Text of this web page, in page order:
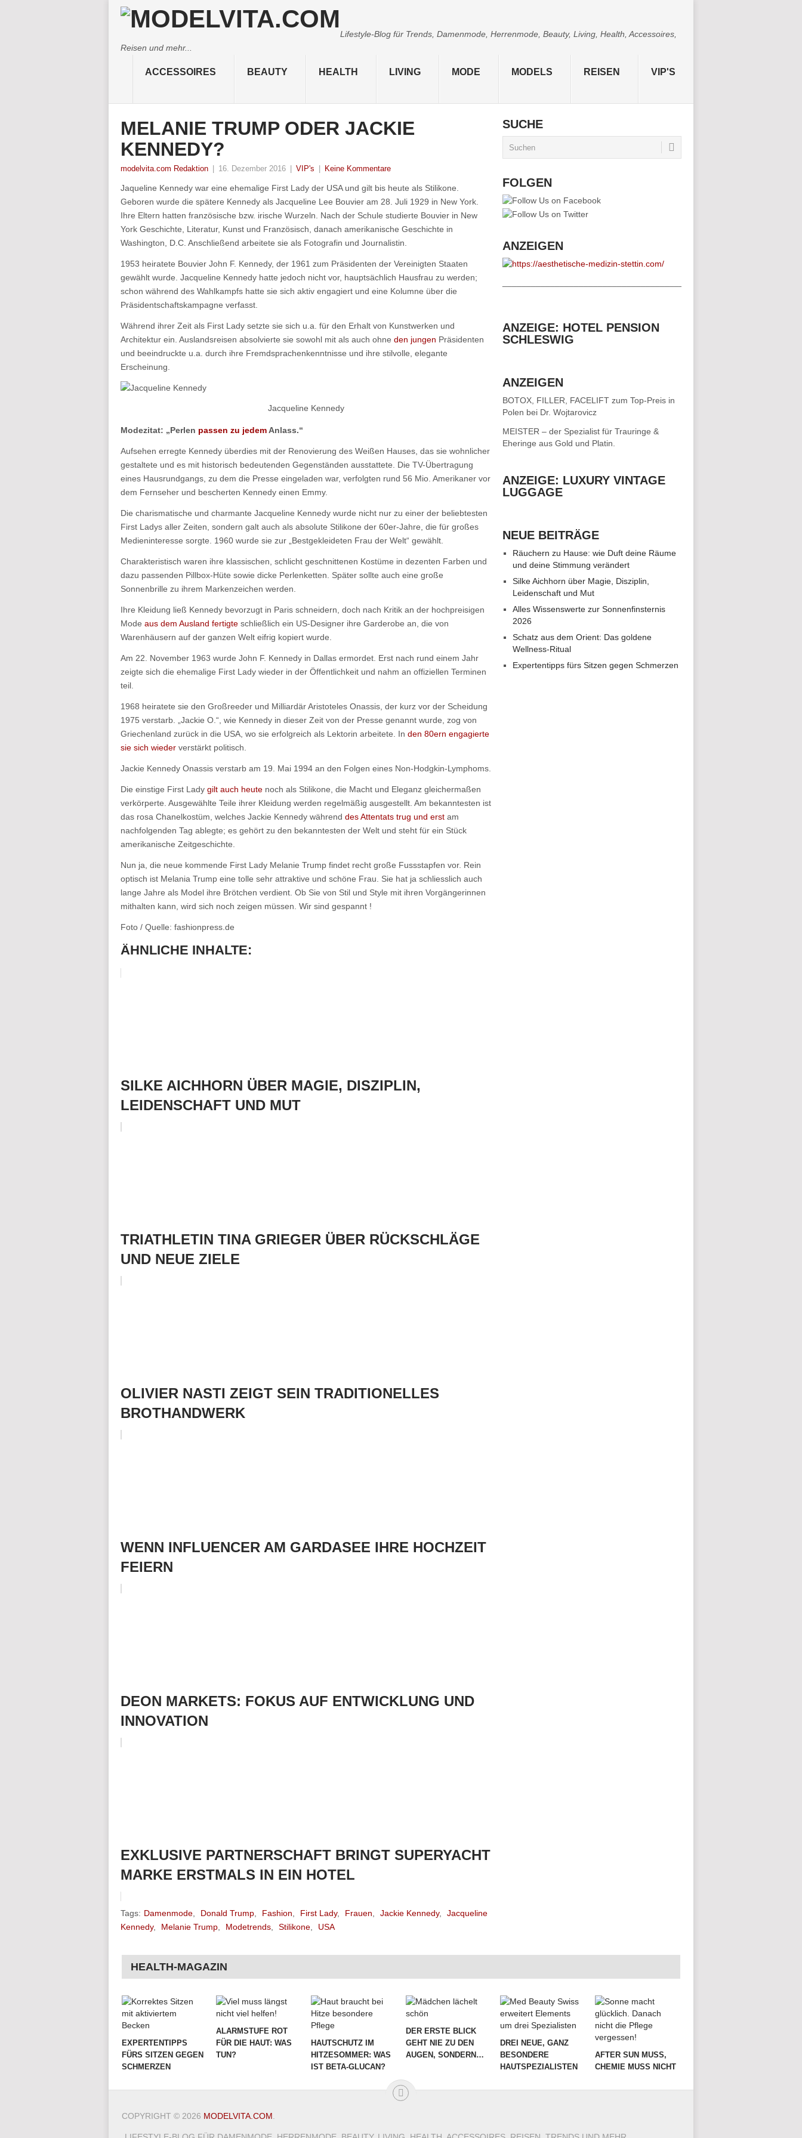
Lifestyle-Blog für Trends, Damenmode, Herrenmode, Beauty, Living, Health, Accessoires,
Reisen und mehr...
ACCESSOIRES BEAUTY HEALTH LIVING MODE MODELS REISEN VIP'S
MELANIE TRUMP ODER JACKIE
KENNEDY?
modelvita.com Redaktion 16. Dezember 2016 VIP's Keine Kommentare
Jaqueline Kennedy war eine ehemalige First Lady der USA und gilt bis heute als Stilikone.
Geboren wurde die spätere Kennedy als Jacqueline Lee Bouvier am 28. Juli 1929 in New York.
Ihre Eltern hatten französische bzw. irische Wurzeln. Nach der Schule studierte Bouvier in New
York Geschichte, Literatur, Kunst und Französisch, danach amerikanische Geschichte in
Washington, D.C. Anschließend arbeitete sie als Fotografin und Journalistin.
1953 heiratete Bouvier John F. Kennedy, der 1961 zum Präsidenten der Vereinigten Staaten
gewählt wurde. Jacqueline Kennedy hatte jedoch nicht vor, hauptsächlich Hausfrau zu werden;
schon während des Wahlkampfs hatte sie sich aktiv engagiert und eine Kolumne über die
Präsidentschaftskampagne verfasst.
Während ihrer Zeit als First Lady setzte sie sich u.a. für den Erhalt von Kunstwerken und
Architektur ein. Auslandsreisen absolvierte sie sowohl mit als auch ohne den jungen Präsidenten
und beeindruckte u.a. durch ihre Fremdsprachenkenntnisse und ihre stilvolle, elegante
Erscheinung.
Jacqueline Kennedy
Modezitat: „Perlen passen zu jedemAnlass.“
Aufsehen erregte Kennedy überdies mit der Renovierung des Weißen Hauses, das sie wohnlicher
gestaltete und es mit historisch bedeutenden Gegenständen ausstattete. Die TV-Übertragung
eines Hausrundgangs, zu dem die Presse eingeladen war, verfolgten rund 56 Mio. Amerikaner vor
dem Fernseher und bescherten Kennedy einen Emmy.
Die charismatische und charmante Jacqueline Kennedy wurde nicht nur zu einer der beliebtesten
First Ladys aller Zeiten, sondern galt auch als absolute Stilikone der 60er-Jahre, die für großes
Medieninteresse sorgte. 1960 wurde sie zur „Bestgekleideten Frau der Welt“ gewählt.
Charakteristisch waren ihre klassischen, schlicht geschnittenen Kostüme in dezenten Farben und
dazu passenden Pillbox-Hüte sowie dicke Perlenketten. Später sollte auch eine große
Sonnenbrille zu ihrem Markenzeichen werden.
Ihre Kleidung ließ Kennedy bevorzugt in Paris schneidern, doch nach Kritik an der hochpreisigen
Mode aus dem Ausland fertigte schließlich ein US-Designer ihre Garderobe an, die von
Warenhäusern auf der ganzen Welt eifrig kopiert wurde.
Am 22. November 1963 wurde John F. Kennedy in Dallas ermordet. Erst nach rund einem Jahr
zeigte sich die ehemalige First Lady wieder in der Öffentlichkeit und nahm an offiziellen Terminen
teil.
1968 heiratete sie den Großreeder und Milliardär Aristoteles Onassis, der kurz vor der Scheidung
1975 verstarb. „Jackie O.“, wie Kennedy in dieser Zeit von der Presse genannt wurde, zog von
Griechenland zurück in die USA, wo sie erfolgreich als Lektorin arbeitete. In den 80ern engagierte
sie sich wieder verstärkt politisch.
Jackie Kennedy Onassis verstarb am 19. Mai 1994 an den Folgen eines Non-Hodgkin-Lymphoms.
Die einstige First Lady gilt auch heute noch als Stilikone, die Macht und Eleganz gleichermaßen
verkörperte. Ausgewählte Teile ihrer Kleidung werden regelmäßig ausgestellt. Am bekanntesten ist
das rosa Chanelkostüm, welches Jackie Kennedy während des Attentats trug und erst am
nachfolgenden Tag ablegte; es gehört zu den bekanntesten der Welt und steht für ein Stück
amerikanische Zeitgeschichte.
Nun ja, die neue kommende First Lady Melanie Trump findet recht große Fussstapfen vor. Rein
optisch ist Melania Trump eine tolle sehr attraktive und schöne Frau. Sie hat ja schliesslich auch
lange Jahre als Model ihre Brötchen verdient. Ob Sie von Stil und Style mit ihren Vorgängerinnen
mithalten kann, wird sich noch zeigen müssen. Wir sind gespannt !
Foto / Quelle: fashionpress.de
ÄHNLICHE INHALTE:
SILKE AICHHORN ÜBER MAGIE, DISZIPLIN,
LEIDENSCHAFT UND MUT
TRIATHLETIN TINA GRIEGER ÜBER RÜCKSCHLÄGE
UND NEUE ZIELE
OLIVIER NASTI ZEIGT SEIN TRADITIONELLES
BROTHANDWERK
WENN INFLUENCER AM GARDASEE IHRE HOCHZEIT
FEIERN
DEON MARKETS: FOKUS AUF ENTWICKLUNG UND
INNOVATION
EXKLUSIVE PARTNERSCHAFT BRINGT SUPERYACHT
MARKE ERSTMALS IN EIN HOTEL
Tags: Damenmode, Donald Trump, Fashion, First Lady, Frauen, Jackie Kennedy,
Jacqueline
Kennedy, Melanie Trump, Modetrends, Stilikone, USA
SUCHE
FOLGEN
ANZEIGEN
ANZEIGE: HOTEL PENSION
SCHLESWIG
ANZEIGEN
BOTOX, FILLER, FACELIFT zum Top-Preis in
Polen bei Dr. Wojtarovicz
MEISTER – der Spezialist für Trauringe &
Eheringe aus Gold und Platin.
ANZEIGE: LUXURY VINTAGE
LUGGAGE
NEUE BEITRÄGE
Räuchern zu Hause: wie Duft deine Räume
und deine Stimmung verändert
Silke Aichhorn über Magie, Disziplin,
Leidenschaft und Mut
Alles Wissenswerte zur Sonnenfinsternis
2026
Schatz aus dem Orient: Das goldene
Wellness-Ritual
Expertentipps fürs Sitzen gegen Schmerzen
HEALTH-MAGAZIN
EXPERTENTIPPS
FÜRS SITZEN GEGEN
SCHMERZEN
ALARMSTUFE ROT
FÜR DIE HAUT: WAS
TUN?
HAUTSCHUTZ IM
HITZESOMMER: WAS
IST BETA-GLUCAN?
DER ERSTE BLICK
GEHT NIE ZU DEN
AUGEN, SONDERN…
DREI NEUE, GANZ
BESONDERE
HAUTSPEZIALISTEN
AFTER SUN MUSS,
CHEMIE MUSS NICHT
COPYRIGHT © 2026 MODELVITA.COM.